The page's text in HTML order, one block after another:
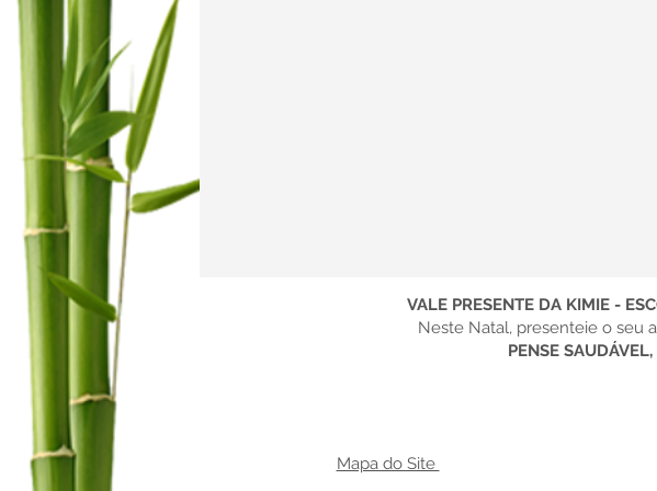
VALE PRESENTE DA KIMIE -
Neste Natal, presenteie o seu
PENSE
Mapa do Site